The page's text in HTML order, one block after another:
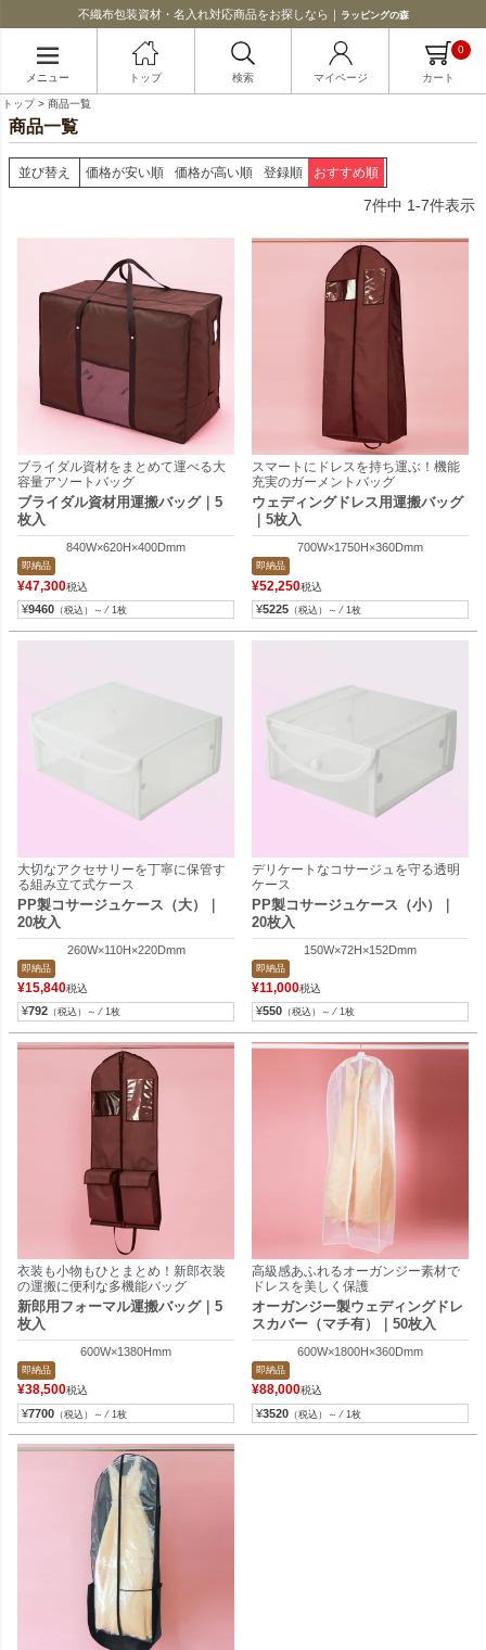
不織布包装資材・名入れ対応商品をお探しなら｜ ラッピングの森
メニュー トップ 検索 マイページ カート
0
トップ 商品一覧
商品一覧
並び替え 価格が安い順 価格が高い順 登録順 おすすめ順
7件中 1-7件表示
ブライダル資材をまとめて運べる大
容量アソートバッグ
ブライダル資材用運搬バッグ｜5
枚入
840W×620H×400Dmm
即納品
¥47,300税込
¥9460 （税込）～ ⁄ 1枚
スマートにドレスを持ち運ぶ！機能
充実のガーメントバッグ
ウェディングドレス用運搬バッグ
｜5枚入
700W×1750H×360Dmm
即納品
¥52,250税込
¥5225 （税込）～ ⁄ 1枚
大切なアクセサリーを丁寧に保管す
る組み立て式ケース
PP製コサージュケース（大）｜
20枚入
260W×110H×220Dmm
即納品
¥15,840税込
¥792 （税込）～ ⁄ 1枚
デリケートなコサージュを守る透明
ケース
PP製コサージュケース（小）｜
20枚入
150W×72H×152Dmm
即納品
¥11,000税込
¥550 （税込）～ ⁄ 1枚
衣装も小物もひとまとめ！新郎衣装
の運搬に便利な多機能バッグ
新郎用フォーマル運搬バッグ｜5
枚入
600W×1380Hmm
即納品
¥38,500税込
¥7700 （税込）～ ⁄ 1枚
高級感あふれるオーガンジー素材で
ドレスを美しく保護
オーガンジー製ウェディングドレ
スカバー（マチ有）｜50枚入
600W×1800H×360Dmm
即納品
¥88,000税込
¥3520 （税込）～ ⁄ 1枚